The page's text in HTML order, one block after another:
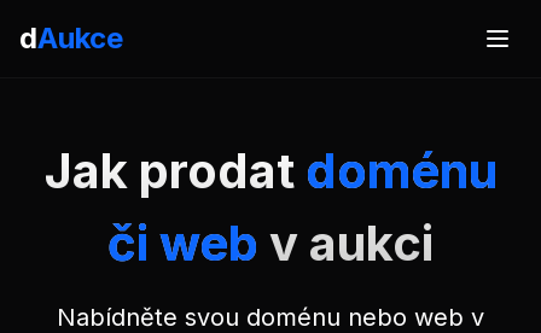
dAukce
Jak prodat doménu
či web v aukci
Nabídněte svou doménu nebo web v